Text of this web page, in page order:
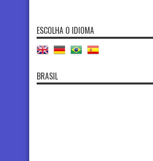
ESCOLHA O IDIOMA
BRASIL